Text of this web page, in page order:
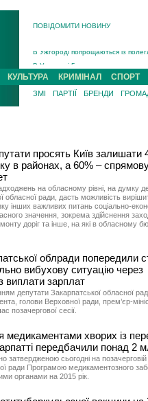
ПОВІДОМИТИ НОВИНУ
Інструктора районного ТЦК на
В Ужгороді 5 серпня
Підтвердили загибель
На війні з рф поліг військовий з
На Хустщині внаслідок ДТП за
КУЛЬТУРА КРИМІНАЛ СПОРТ
ЗМІ ПАРТІЇ БРЕНДИ
просять Київ залишати
в районах, а 60% –
на обласному рівні, на думку
обласної ради, дасть можливість
інших важливих питань соціально-
значення, зокрема здійснення
доріг та інше, на які в обласному
облради попередили
вибухову ситуацію через
виплати зарплат
депутати Закарпатської обласної
голови Верховної ради, прем’єр-
позачергової сесії.
медикаментами хворих із
передбачили понад 2
затвердженою сьогодні на позачерговій
ради Програмою медикаментозного
органами на 2015 рік.